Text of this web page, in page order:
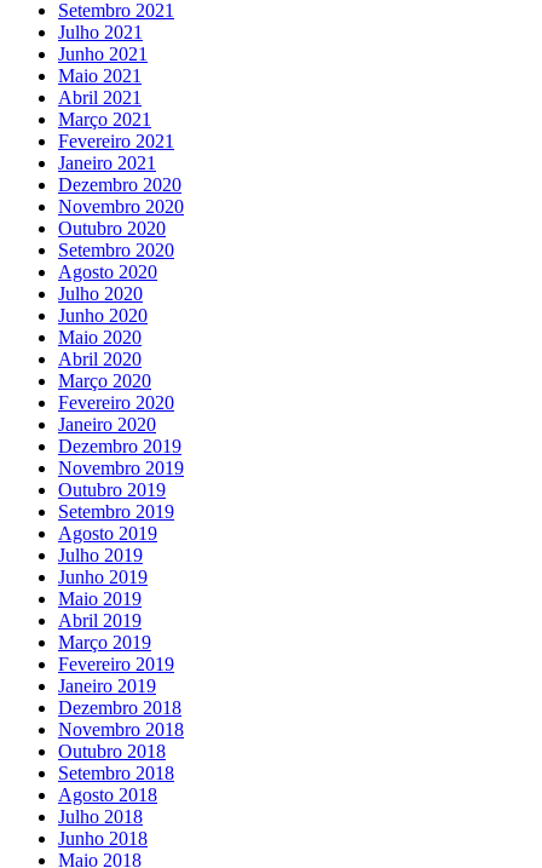
Setembro 2021
Julho 2021
Junho 2021
Maio 2021
Abril 2021
Março 2021
Fevereiro 2021
Janeiro 2021
Dezembro 2020
Novembro 2020
Outubro 2020
Setembro 2020
Agosto 2020
Julho 2020
Junho 2020
Maio 2020
Abril 2020
Março 2020
Fevereiro 2020
Janeiro 2020
Dezembro 2019
Novembro 2019
Outubro 2019
Setembro 2019
Agosto 2019
Julho 2019
Junho 2019
Maio 2019
Abril 2019
Março 2019
Fevereiro 2019
Janeiro 2019
Dezembro 2018
Novembro 2018
Outubro 2018
Setembro 2018
Agosto 2018
Julho 2018
Junho 2018
Maio 2018